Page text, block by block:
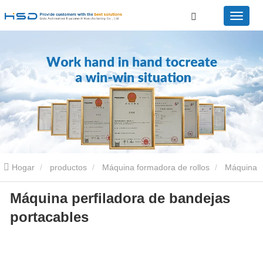
Hogar productos Máquina formadora de rollos Máquina
perfiladora de bandejas portacables Máquina perfiladora de
bandejas portacables
Máquina perfiladora de bandejas
portacables